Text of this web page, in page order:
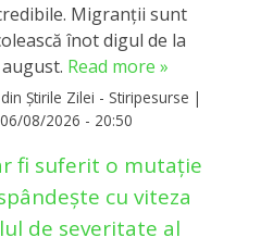
Migranții sunt
înot digul de la
Read more »
Știrile Zilei - Stiripesurse |
06/08/2026 - 20:50
fi suferit o mutație
cu viteza
de severitate al